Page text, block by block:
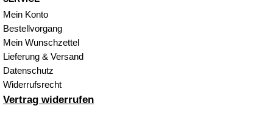
Mein Konto
Bestellvorgang
Mein Wunschzettel
Lieferung & Versand
Datenschutz
Widerrufsrecht
Vertrag widerrufen